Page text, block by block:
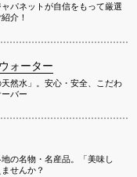
パネットが自信をもって厳選
介！
ォーター
然水」。安心・安全、こだわ
バー
の名物・名産品。「美味し
せんか？